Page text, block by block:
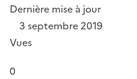
Dernière mise à jour
3 septembre 2019
Vues
0